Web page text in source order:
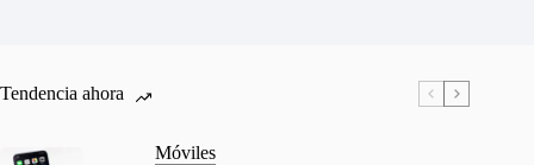
Tendencia ahora
Móviles